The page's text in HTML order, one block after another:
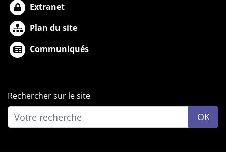
Extranet
Plan du site
Communiqués
Rechercher sur le site
OK